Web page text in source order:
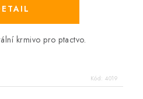
krmivo pro ptactvo.
Kód: 4019